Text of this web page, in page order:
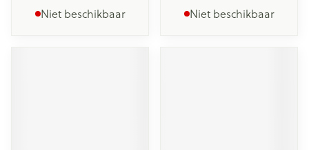
Niet beschikbaar Niet beschikbaar